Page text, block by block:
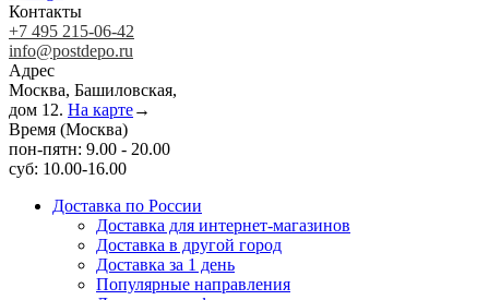
Контакты
+7 495 215-06-42
info@postdepo.ru
Адрес
Москва, Башиловская,
дом 12. На карте→
Время (Москва)
пон-пятн: 9.00 - 20.00
суб: 10.00-16.00
Доставка по России
Доставка для интернет-магазинов
Доставка в другой город
Доставка за 1 день
Популярные направления